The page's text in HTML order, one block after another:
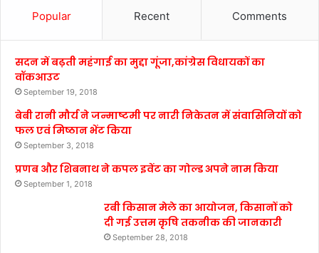
Popular Recent Comments
सदन में बढ़ती महंगाई का मुद्दा गूंजा,कांग्रेस विधायकों का
वॉकआउट
September 19, 2018
बेबी रानी मौर्य ने जन्माष्टमी पर नारी निकेतन में संवासिनियों को
फल एवं मिष्ठान भेंट किया
September 3, 2018
प्रणब और शिबनाथ ने कपल इवेंट का गोल्ड अपने नाम किया
September 1, 2018
रबी किसान मेले का आयोजन, किसानों को
दी गई उत्तम कृषि तकनीक की जानकारी
September 28, 2018